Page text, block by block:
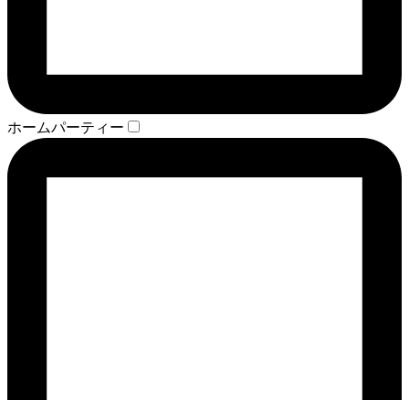
ホームパーティー